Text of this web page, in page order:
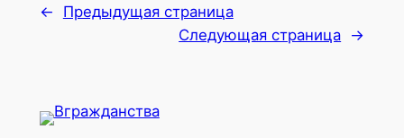
←
Предыдущая страница
Следующая страница →